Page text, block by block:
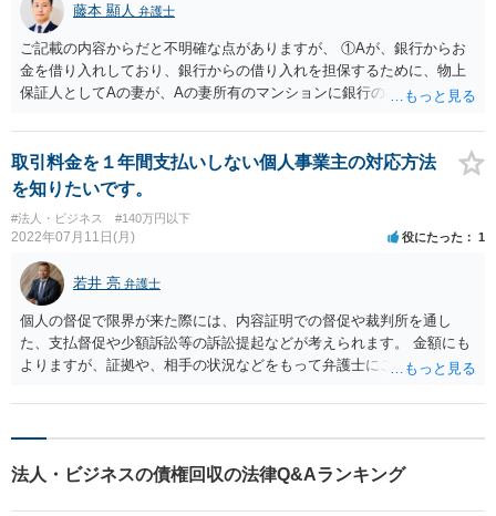
藤本 顯人 弁護士
ご記載の内容からだと不明確な点がありますが、 ①Aが、銀行からお
金を借り入れしており、銀行からの借り入れを担保するために、物上
保証人としてAの妻が、Aの妻所有のマンションに銀行の根抵当権を入
を担保するために、根抵当権としてAの妻のマンションに根抵当権が設
定されているという可能性 です。 状況からすると、①だと思います。
①だとした場合、現状ですと、Aには全く弁済能力がないので、回収は
非常に厳しいと思われます。
取引料金を１年間支払いしない個人事業主の対応方法
を知りたいです。
#法人・ビジネス #140万円以下
2022年07月11日(月) 役にたった 1
若井 亮 弁護士
個人の督促で限界が来た際には、内容証明での督促や裁判所を通し
た、支払督促や少額訴訟等の訴訟提起などが考えられます。 金額にも
よりますが、証拠や、相手の状況などをもって弁護士にご相談されて
法人・ビジネスの債権回収の法律Q&Aランキング